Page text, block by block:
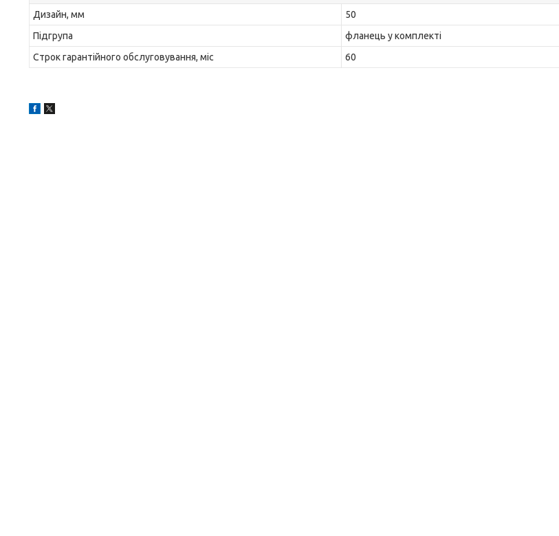
Дизайн, мм
50
Підгрупа
фланець у комплекті
Строк гарантійного обслуговування, міс
60